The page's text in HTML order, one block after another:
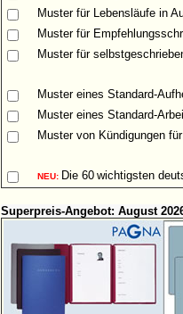
Musterfür Lebensläufe in
Muster für
Muster für
Muster eines Standard-
Muster eines Standard-
Muster von Kündigungen
NEU: Die 60 wichtigsten
Superpreis-Angebot: August